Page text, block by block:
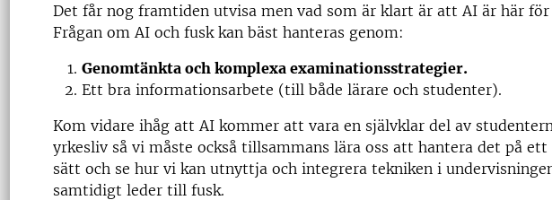
Det får nog framtiden utvisa men vad som är klart är att AI är här
Frågan om AI och fusk kan bäst hanteras genom:
Genomtänkta och komplexa examinationsstrategier.
Ett bra informationsarbete (till både lärare och studenter).
Kom vidare ihåg att AI kommer att vara en självklar del av
yrkesliv så vi måste också tillsammans lära oss att hantera det på
sätt och se hur vi kan utnyttja och integrera tekniken i
samtidigt leder till fusk.